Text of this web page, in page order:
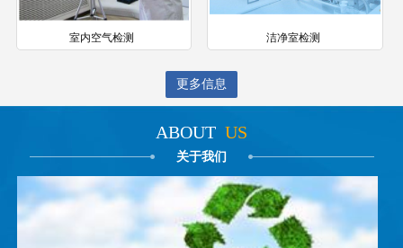
室内空气检测 洁净室检测
更多信息
ABOUT US
关于我们